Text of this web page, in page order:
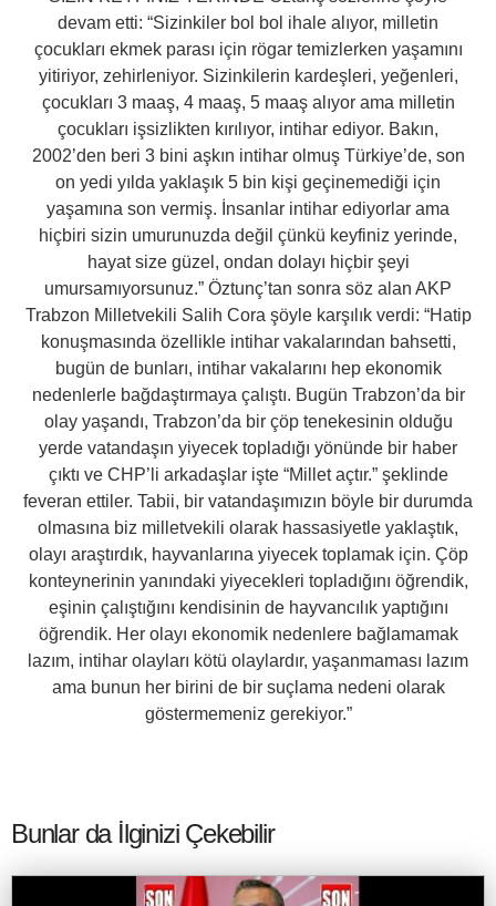
devam etti: “Sizinkiler bol bol ihale alıyor, milletin
çocukları ekmek parası için rögar temizlerken yaşamını
yitiriyor, zehirleniyor. Sizinkilerin kardeşleri, yeğenleri,
çocukları 3 maaş, 4 maaş, 5 maaş alıyor ama milletin
çocukları işsizlikten kırılıyor, intihar ediyor. Bakın,
2002’den beri 3 bini aşkın intihar olmuş Türkiye’de, son
on yedi yılda yaklaşık 5 bin kişi geçinemediği için
yaşamına son vermiş. İnsanlar intihar ediyorlar ama
hiçbiri sizin umurunuzda değil çünkü keyfiniz yerinde,
hayat size güzel, ondan dolayı hiçbir şeyi
umursamıyorsunuz.” Öztunç’tan sonra söz alan AKP
Trabzon Milletvekili Salih Cora şöyle karşılık verdi: “Hatip
konuşmasında özellikle intihar vakalarından bahsetti,
bugün de bunları, intihar vakalarını hep ekonomik
nedenlerle bağdaştırmaya çalıştı. Bugün Trabzon’da bir
olay yaşandı, Trabzon’da bir çöp tenekesinin olduğu
yerde vatandaşın yiyecek topladığı yönünde bir haber
çıktı ve CHP’li arkadaşlar işte “Millet açtır.” şeklinde
feveran ettiler. Tabii, bir vatandaşımızın böyle bir durumda
olmasına biz milletvekili olarak hassasiyetle yaklaştık,
olayı araştırdık, hayvanlarına yiyecek toplamak için. Çöp
konteynerinin yanındaki yiyecekleri topladığını öğrendik,
eşinin çalıştığını kendisinin de hayvancılık yaptığını
öğrendik. Her olayı ekonomik nedenlere bağlamamak
lazım, intihar olayları kötü olaylardır, yaşanmaması lazım
ama bunun her birini de bir suçlama nedeni olarak
göstermemeniz gerekiyor.”
Bunlar da İlginizi Çekebilir